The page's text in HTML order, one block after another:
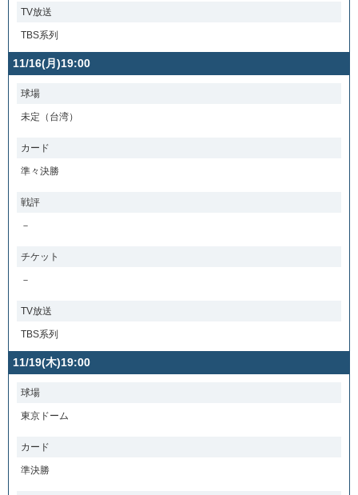
TV放送
TBS系列
11/16(月)19:00
球場
未定（台湾）
カード
準々決勝
戦評
－
チケット
－
TV放送
TBS系列
11/19(木)19:00
球場
東京ドーム
カード
準決勝